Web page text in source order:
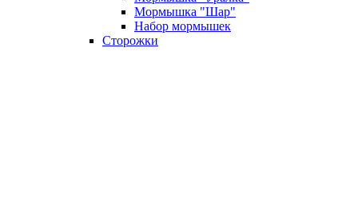
Мормышка "Шар"
Набор мормышек
Сторожки